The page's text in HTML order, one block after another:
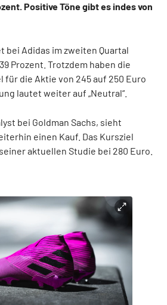
Positive Töne gibt es indes von
bei Adidas im zweiten Quartal
Prozent. Trotzdem haben die
für die Aktie von 245 auf 250 Euro
lautet weiter auf „Neutral“.
bei Goldman Sachs, sieht
einen Kauf. Das Kursziel
aktuellen Studie bei 280 Euro.